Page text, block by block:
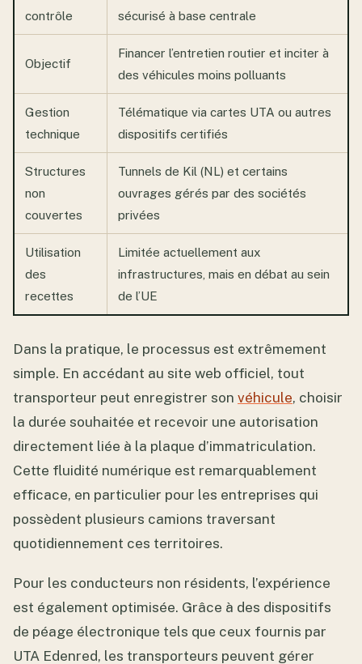
contrôle
sécurisé à base centrale
Objectif
Financer l’entretien routier et inciter à
des véhicules moins polluants
Gestion
technique
Télématique via cartes UTA ou autres
dispositifs certifiés
Structures
non
couvertes
Tunnels de Kil (NL) et certains
ouvrages gérés par des sociétés
privées
Utilisation
des
recettes
Limitée actuellement aux
infrastructures, mais en débat au sein
de l’UE
Dans la pratique, le processus est extrêmement
simple. En accédant au site web officiel, tout
transporteur peut enregistrer son véhicule, choisir
la durée souhaitée et recevoir une autorisation
directement liée à la plaque d’immatriculation.
Cette fluidité numérique est remarquablement
efficace, en particulier pour les entreprises qui
possèdent plusieurs camions traversant
quotidiennement ces territoires.
Pour les conducteurs non résidents, l’expérience
est également optimisée. Grâce à des dispositifs
de péage électronique tels que ceux fournis par
UTA Edenred, les transporteurs peuvent gérer